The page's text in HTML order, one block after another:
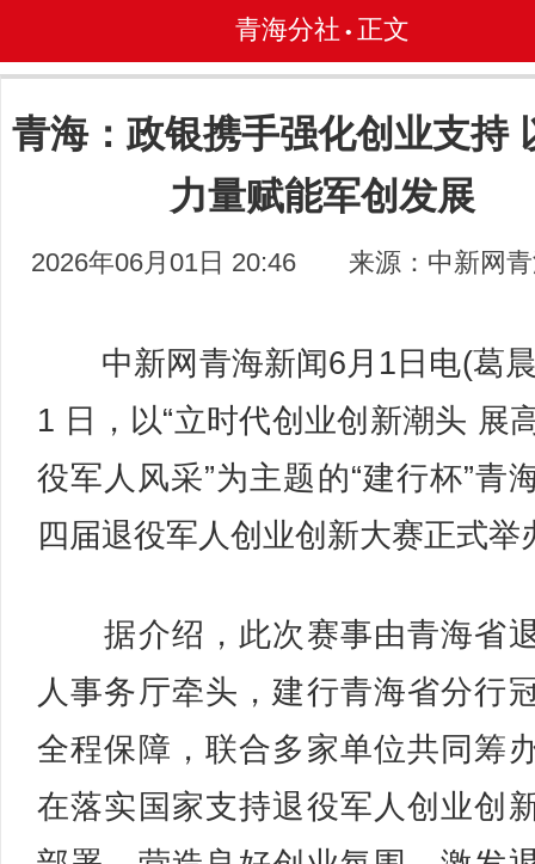
青海分社 • 正文
青海：政银携手强化创业支持
力量赋能军创发展
2026年06月01日 20:46 来源：中新网
中新网青海新闻6月1日电(葛
1 日，以“立时代创业创新潮头 展
役军人风采”为主题的“建行杯”青
四届退役军人创业创新大赛正式举
据介绍，此次赛事由青海省
人事务厅牵头，建行青海省分行
全程保障，联合多家单位共同筹
在落实国家支持退役军人创业创